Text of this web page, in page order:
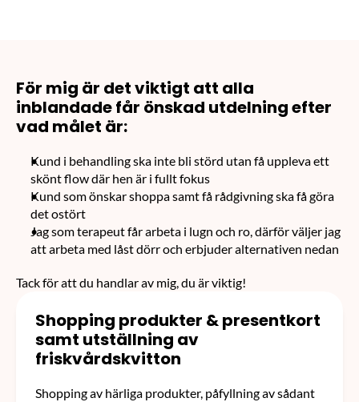
Behandlingar & priser
Kundernas egna ord
Kontakt
Boka tid
Friskvårdsbidrag
För mig är det viktigt att alla
inblandade får önskad utdelning efter
vad målet är:
Kund i behandling ska inte bli störd utan få uppleva ett
skönt flow där hen är i fullt fokus
Kund som önskar shoppa samt få rådgivning ska få göra
det ostört
Jag som terapeut får arbeta i lugn och ro, därför väljer jag
att arbeta med låst dörr och erbjuder alternativen nedan
Tack för att du handlar av mig, du är viktig!
Shopping produkter & presentkort
samt utställning av
friskvårdskvitton
Shopping av härliga produkter, påfyllning av sådant